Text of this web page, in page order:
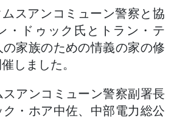
ムスアンコミューン警察と協
・ドゥック氏とトラン・テ
の家族のための情義の家の修
しました。
アンコミューン警察副署長
・ホア中佐、中部電力総公